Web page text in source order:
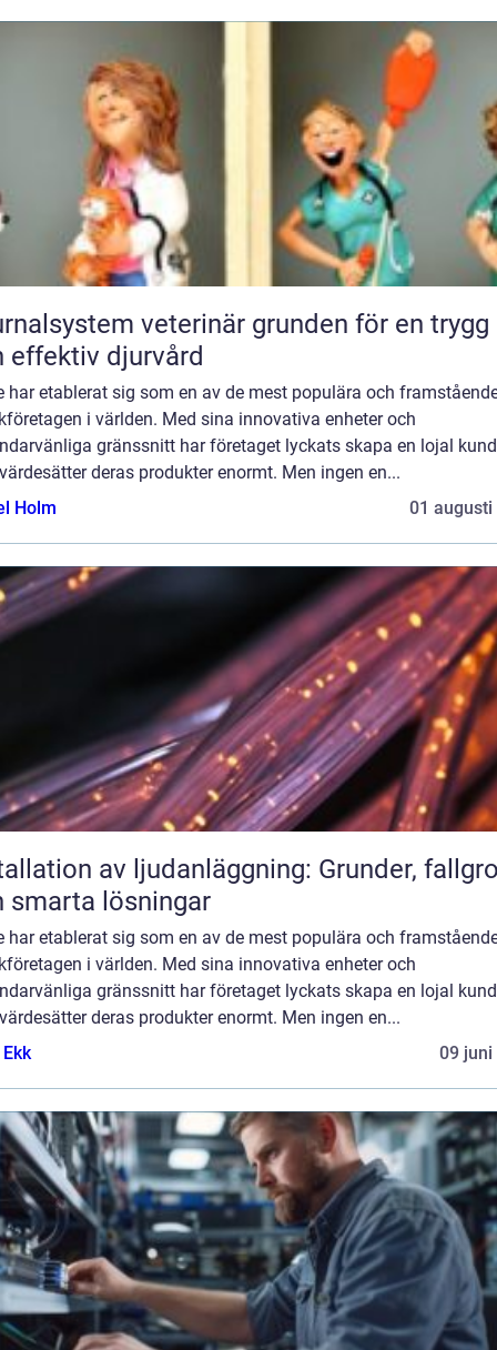
veterinär grunden för en trygg
effektiv djurvård
har etablerat sig som en av de mest populära och
i världen. Med sina innovativa enheter och
gränssnitt har företaget lyckats skapa en lojal
deras produkter enormt. Men ingen en...
Holm
01 augusti
av ljudanläggning: Grunder,
smarta lösningar
har etablerat sig som en av de mest populära och
i världen. Med sina innovativa enheter och
gränssnitt har företaget lyckats skapa en lojal
deras produkter enormt. Men ingen en...
09 juni